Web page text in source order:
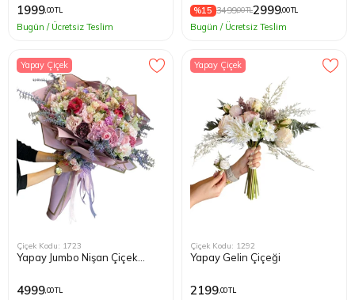
1999,00 TL
Bugün / Ücretsiz Teslim
%15 3499,00 TL2999,00 TL
Bugün / Ücretsiz Teslim
Yapay Çiçek
Çiçek Kodu: 1723
Yapay Jumbo Nişan Çiçek
4999,00 TL
Yapay Çiçek
Çiçek Kodu: 1292
Yapay Gelin Çiçeği
2199,00 TL